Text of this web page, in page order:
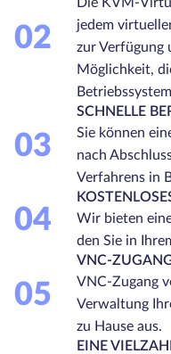
02
jedem
zur Verfügung
Möglichkeit,
03
SCHNELLE
Sie können
nach
Verfahrens in
04
Wir bieten
den Sie in
05
VNC-
VNC-Zugang
Verwaltung
zu Hause aus.
EINE